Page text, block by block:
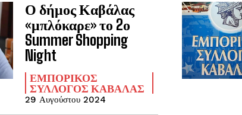
Ο δήμος Καβάλας
«μπλόκαρε» το 2ο
Summer Shopping
Night
ΕΜΠΟΡΙΚΌΣ
ΣΎΛΛΟΓΟΣ ΚΑΒΆΛΑΣ
29 Αυγούστου 2024